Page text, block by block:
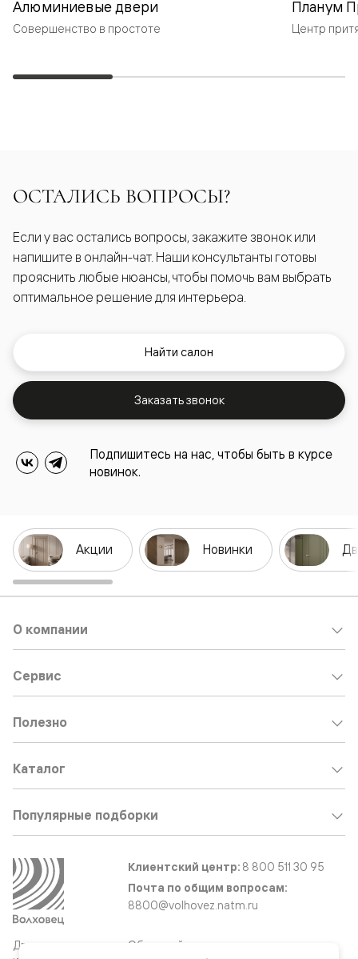
Алюминиевые двери
Совершенство в простоте
Планум
Центр
ОСТАЛИСЬ ВОПРОСЫ?
Если у вас остались вопросы, закажите звонок или
напишите в онлайн-чат. Наши консультанты готовы
прояснить любые нюансы, чтобы помочь вам выбрать
оптимальное решение для интерьера.
Найти салон
Заказать звонок
Подпишитесь на нас, чтобы быть в курсе
новинок.
Акции Новинки
Двери
О компании
Сервис
Полезно
Каталог
Популярные подборки
Клиентский центр: 8 800 511 30 95
Почта по общим вопросам:
8800@volhovez.natm.ru
Обратный звонок